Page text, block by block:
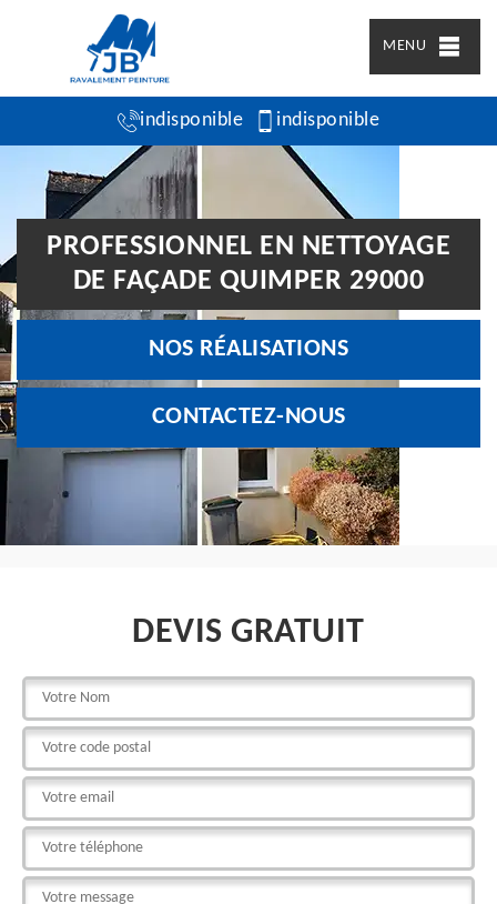
MENU
indisponible indisponible
PROFESSIONNEL EN NETTOYAGE
DE FAÇADE QUIMPER 29000
NOS RÉALISATIONS
CONTACTEZ-NOUS
DEVIS GRATUIT